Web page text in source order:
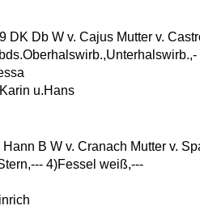
DK Db W v. Cajus Mutter v.
u.Hans
B W v. Cranach Mutter v.
4)Fessel weiß,---